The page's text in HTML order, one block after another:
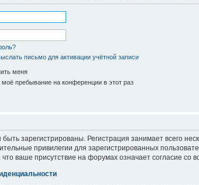
письмо для активации учётной записи
меня
пребывание на конференции в этот раз
зарегистрированы. Регистрация занимает всего
привилегии для зарегистрированных
ваше присутствие на форумах означает согласие со